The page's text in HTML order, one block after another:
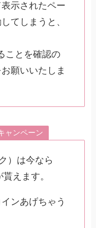
示されたペー
てしまうと、
ことを確認の
願いいたしま
ャンペーン
）は今なら
えます。
ンあげちゃう